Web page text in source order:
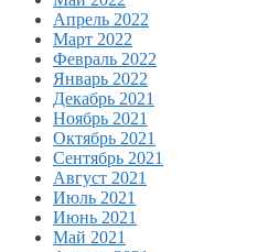
Апрель 2022
Март 2022
Февраль 2022
Январь 2022
Декабрь 2021
Ноябрь 2021
Октябрь 2021
Сентябрь 2021
Август 2021
Июль 2021
Июнь 2021
Май 2021